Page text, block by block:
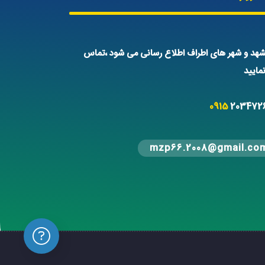
و شهر های اطراف اطلاع رسانی می شود ،تماس
0915